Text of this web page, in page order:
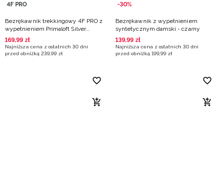
4F PRO
Bezrękawnik trekkingowy 4F PRO z
wypełnieniem Primaloft Silver
damski - khaki
169,99 zł
Najniższa cena z ostatnich 30 dni
przed obniżką 239,99 zł
-30%
Bezrękawnik z wypełnieniem
syntetycznym damski - czarny
139,99 zł
Najniższa cena z ostatnich 30 dni
przed obniżką 199,99 zł